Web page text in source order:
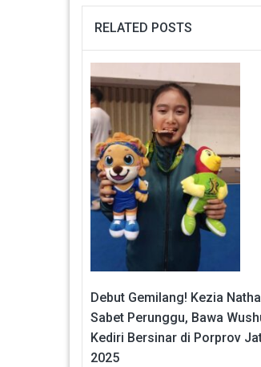
RELATED POSTS
Debut Gemilang! Kezia
Sabet Perunggu, Bawa
Kediri Bersinar di Porprov
2025